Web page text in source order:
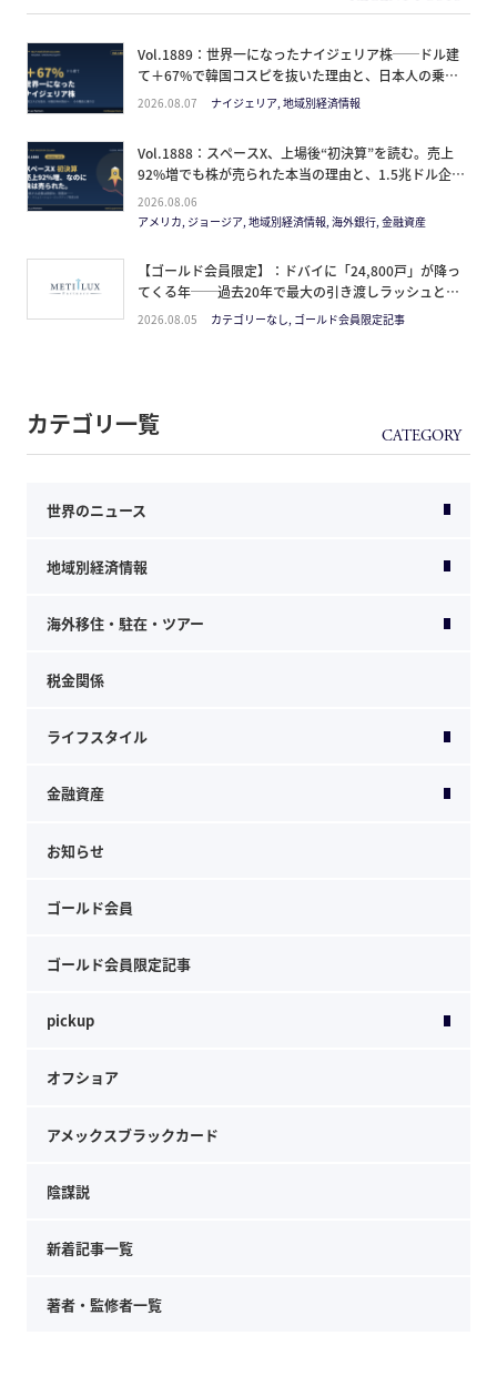
Vol.1889：世界一になったナイジェリア株──ドル建
て＋67%で韓国コスピを抜いた理由と、日本人の乗り
方
2026.08.07 ナイジェリア, 地域別経済情報
Vol.1888：スペースX、上場後“初決算”を読む。売上
92%増でも株が売られた本当の理由と、1.5兆ドル企業
の買い方。
2026.08.06
アメリカ, ジョージア, 地域別経済情報, 海外銀行, 金融資産
【ゴールド会員限定】：ドバイに「24,800戸」が降っ
てくる年──過去20年で最大の引き渡しラッシュと、
ミサイルが崩した“安全神話”。2027年の供給ピーク
2026.08.05 カテゴリーなし, ゴールド会員限定記事
カテゴリ一覧
世界のニュース
地域別経済情報
海外移住・駐在・ツアー
税金関係
ライフスタイル
金融資産
お知らせ
ゴールド会員
ゴールド会員限定記事
pickup
オフショア
アメックスブラックカード
陰謀説
新着記事一覧
著者・監修者一覧